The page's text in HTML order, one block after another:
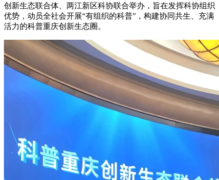
创新生态联合体、两江新区科协联合举办，旨在发挥科协组织
优势，动员全社会开展“有组织的科普”，构建协同共生、充满
活力的科普重庆创新生态圈。